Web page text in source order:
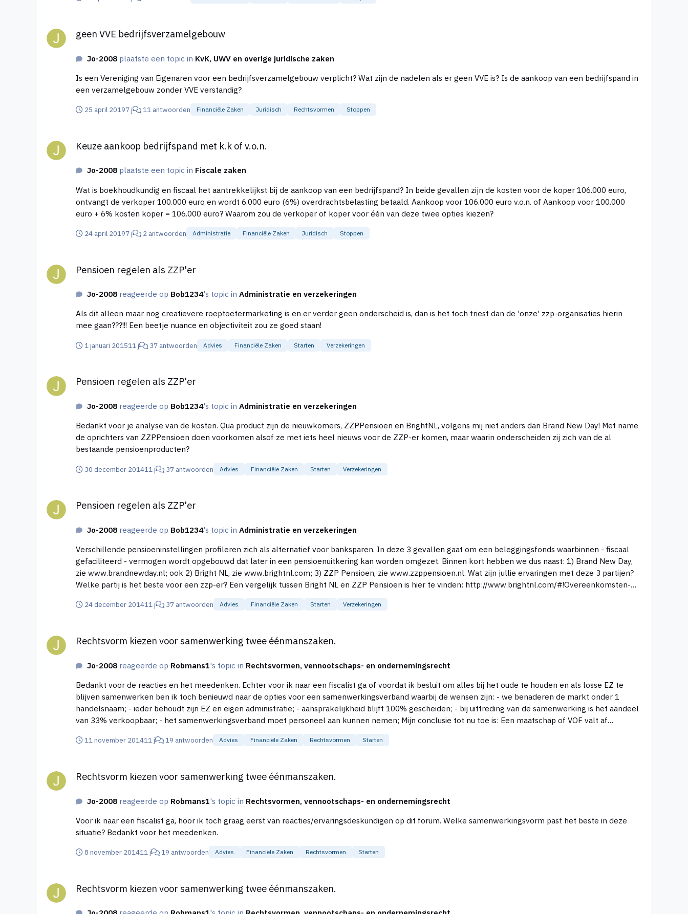
geen VVE bedrijfsverzamelgebouw
Jo-2008 plaatste een topic in KvK, UWV en overige juridische zaken
Is een Vereniging van Eigenaren voor een bedrijfsverzamelgebouw verplicht? Wat zijn de nadelen als er geen VVE is? Is de aankoop van een bedrijfspand in
een verzamelgebouw zonder VVE verstandig?
25 april 20197 j 11 antwoorden Financiële Zaken Juridisch Rechtsvormen Stoppen
Keuze aankoop bedrijfspand met k.k of v.o.n.
Jo-2008 plaatste een topic in Fiscale zaken
Wat is boekhoudkundig en fiscaal het aantrekkelijkst bij de aankoop van een bedrijfspand? In beide gevallen zijn de kosten voor de koper 106.000 euro,
ontvangt de verkoper 100.000 euro en wordt 6.000 euro (6%) overdrachtsbelasting betaald. Aankoop voor 106.000 euro v.o.n. of Aankoop voor 100.000
euro + 6% kosten koper = 106.000 euro? Waarom zou de verkoper of koper voor één van deze twee opties kiezen?
24 april 20197 j 2 antwoorden Administratie Financiële Zaken Juridisch Stoppen
Pensioen regelen als ZZP'er
Jo-2008 reageerde op Bob1234's topic inAdministratie en verzekeringen
Als dit alleen maar nog creatievere roeptoetermarketing is en er verder geen onderscheid is, dan is het toch triest dan de 'onze' zzp-organisaties hierin
mee gaan???!!! Een beetje nuance en objectiviteit zou ze goed staan!
1 januari 201511 j 37 antwoorden Advies Financiële Zaken Starten Verzekeringen
Pensioen regelen als ZZP'er
Jo-2008 reageerde op Bob1234's topic inAdministratie en verzekeringen
Bedankt voor je analyse van de kosten. Qua product zijn de nieuwkomers, ZZPPensioen en BrightNL, volgens mij niet anders dan Brand New Day! Met name
de oprichters van ZZPPensioen doen voorkomen alsof ze met iets heel nieuws voor de ZZP-er komen, maar waarin onderscheiden zij zich van de al
bestaande pensioenproducten?
30 december 201411 j 37 antwoorden Advies Financiële Zaken Starten Verzekeringen
Pensioen regelen als ZZP'er
Jo-2008 reageerde op Bob1234's topic inAdministratie en verzekeringen
Verschillende pensioeninstellingen profileren zich als alternatief voor banksparen. In deze 3 gevallen gaat om een beleggingsfonds waarbinnen - fiscaal
gefaciliteerd - vermogen wordt opgebouwd dat later in een pensioenuitkering kan worden omgezet. Binnen kort hebben we dus naast: 1) Brand New Day,
zie www.brandnewday.nl; ook 2) Bright NL, zie www.brightnl.com; 3) ZZP Pensioen, zie www.zzppensioen.nl. Wat zijn jullie ervaringen met deze 3 partijen?
Welke partij is het beste voor een zzp-er? Een vergelijk tussen Bright NL en ZZP Pensioen is hier te vinden: http://www.brightnl.com/#!Overeenkomsten-
24 december 201411 j 37 antwoorden Advies Financiële Zaken Starten Verzekeringen
Rechtsvorm kiezen voor samenwerking twee éénmanszaken.
Jo-2008 reageerde op Robmans1's topic in Rechtsvormen, vennootschaps- en ondernemingsrecht
Bedankt voor de reacties en het meedenken. Echter voor ik naar een fiscalist ga of voordat ik besluit om alles bij het oude te houden en als losse EZ te
blijven samenwerken ben ik toch benieuwd naar de opties voor een samenwerkingsverband waarbij de wensen zijn: - we benaderen de markt onder 1
handelsnaam; - ieder behoudt zijn EZ en eigen administratie; - aansprakelijkheid blijft 100% gescheiden; - bij uittreding van de samenwerking is het aandeel
van 33% verkoopbaar; - het samenwerkingsverband moet personeel aan kunnen nemen; Mijn conclusie tot nu toe is: Een maatschap of VOF valt af
een gezamenlijke BV waaraan de EZ factureren?
11 november 201411 j 19 antwoorden Advies Financiële Zaken Rechtsvormen Starten
Rechtsvorm kiezen voor samenwerking twee éénmanszaken.
Jo-2008 reageerde op Robmans1's topic in Rechtsvormen, vennootschaps- en ondernemingsrecht
Voor ik naar een fiscalist ga, hoor ik toch graag eerst van reacties/ervaringsdeskundigen op dit forum. Welke samenwerkingsvorm past het beste in deze
situatie? Bedankt voor het meedenken.
8 november 201411 j 19 antwoorden Advies Financiële Zaken Rechtsvormen Starten
Rechtsvorm kiezen voor samenwerking twee éénmanszaken.